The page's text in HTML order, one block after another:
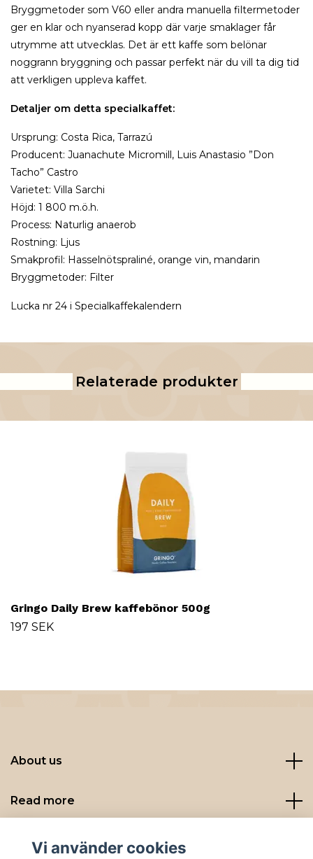
Bryggmetoder som V60 eller andra manuella filtermetoder
ger en klar och nyanserad kopp där varje smaklager får
utrymme att utvecklas. Det är ett kaffe som belönar
noggrann bryggning och passar perfekt när du vill ta dig tid
att verkligen uppleva kaffet.
Detaljer om detta specialkaffet:
Ursprung: Costa Rica, Tarrazú
Producent: Juanachute Micromill, Luis Anastasio ”Don
Tacho” Castro
Varietet: Villa Sarchi
Höjd: 1 800 m.ö.h.
Process: Naturlig anaerob
Rostning: Ljus
Smakprofil: Hasselnötspraliné, orange vin, mandarin
Bryggmetoder: Filter
Lucka nr 24 i Specialkaffekalendern
Relaterade produkter
Gringo Daily Brew kaffebönor 500g
197 SEK
About us
Read more
Sociala medier
Vi använder cookies